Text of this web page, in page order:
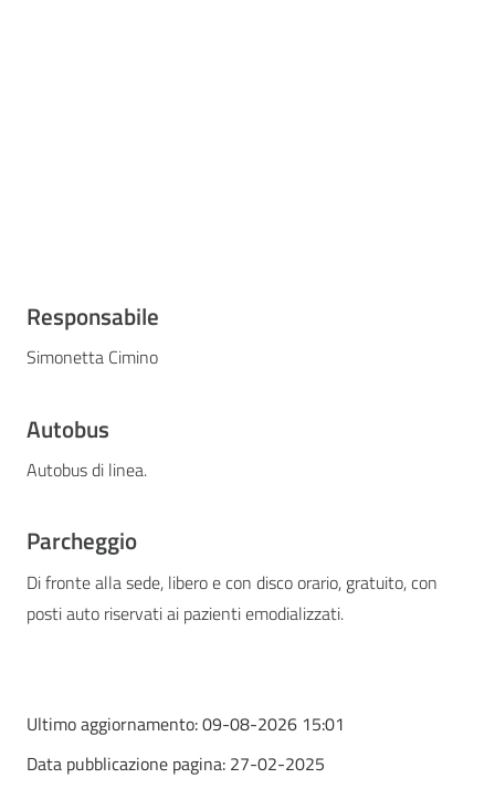
Responsabile
Simonetta Cimino
Autobus
Autobus di linea.
Parcheggio
Di fronte alla sede, libero e con disco orario, gratuito, con
posti auto riservati ai pazienti emodializzati.
Ultimo aggiornamento:09-08-2026 15:01
Data pubblicazione pagina: 27-02-2025